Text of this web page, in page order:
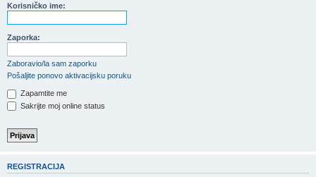
Korisničko ime:
Zaporka:
Zaboravio/la sam zaporku
Pošaljite ponovo aktivacijsku poruku
Zapamtite me
Sakrijte moj online status
REGISTRACIJA